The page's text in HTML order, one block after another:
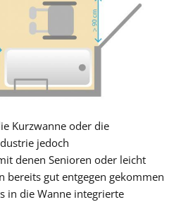
Kurzwanne oder die
jedoch
denen Senioren oder leicht
bereits gut entgegen gekommen
in die Wanne integrierte